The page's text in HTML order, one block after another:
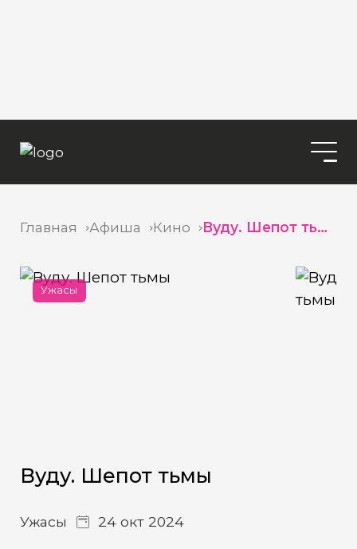
Главная Афиша Кино Вуду. Шепот тьмы
Ужасы
Вуду. Шепот тьмы
Ужасы 24 окт 2024